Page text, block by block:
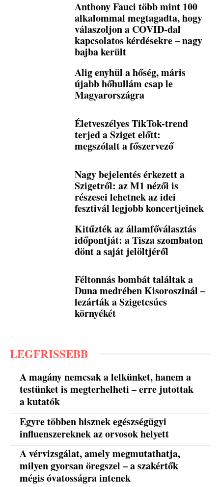
Anthony Fauci több mint 100
alkalommal megtagadta, hogy
válaszoljon a COVID-dal
kapcsolatos kérdésekre – nagy
bajba került
Alig enyhül a hőség, máris
újabb hőhullám csap le
Magyarországra
Életveszélyes TikTok-trend
terjed a Sziget előtt:
megszólalt a főszervező
Nagy bejelentés érkezett a
Szigetről: az M1 nézői is
részesei lehetnek az idei
fesztivál legjobb koncertjeinek
Kitűzték az államfőválasztás
időpontját: a Tisza szombaton
dönt a saját jelöltjéről
Féltonnás bombát találtak a
Duna medrében Kisoroszinál –
lezárták a Szigetcsúcs
környékét
LEGFRISSEBB
A magány nemcsak a lelkünket, hanem a
testünket is megterhelheti – erre jutottak
a kutatók
Egyre többen hisznek egészségügyi
influenszereknek az orvosok helyett
A vérvizsgálat, amely megmutathatja,
milyen gyorsan öregszel – a szakértők
mégis óvatosságra intenek